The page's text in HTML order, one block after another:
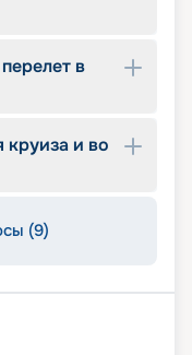
щелчков
захватывающий
в
в
и во
(9)